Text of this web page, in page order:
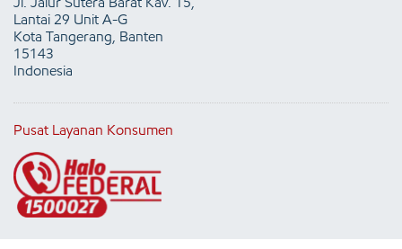
Lantai 29 Unit A-G
Kota Tangerang, Banten
15143
Indonesia
Pusat Layanan Konsumen